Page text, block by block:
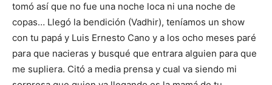
tomó así que no fue una noche loca ni una noche de
copas… Llegó la bendición (Vadhir), teníamos un show
con tu papá y Luis Ernesto Cano y a los ocho meses paré
para que nacieras y busqué que entrara alguien para que
me supliera. Citó a media prensa y cual va siendo mi